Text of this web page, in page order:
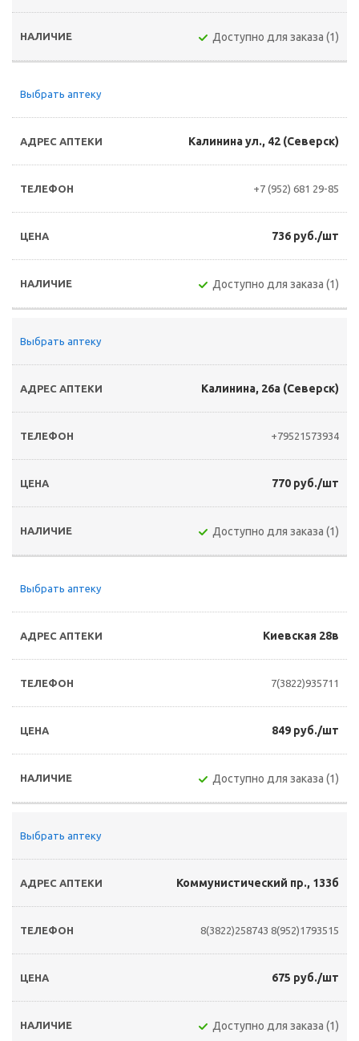
Доступно для заказа (1)
Выбрать аптеку
Калинина ул., 42 (Северск)
+7 (952) 681 29-85
736 руб./шт
Доступно для заказа (1)
Выбрать аптеку
Калинина, 26а (Северск)
+79521573934
770 руб./шт
Доступно для заказа (1)
Выбрать аптеку
Киевская 28в
7(3822)935711
849 руб./шт
Доступно для заказа (1)
Выбрать аптеку
Коммунистический пр., 133б
8(3822)258743 8(952)1793515
675 руб./шт
Доступно для заказа (1)